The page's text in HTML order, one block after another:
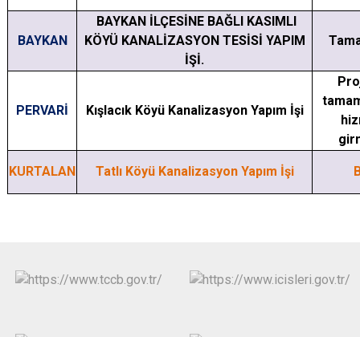
BAYKAN
BAYKAN İLÇESİNE BAĞLI KASIMLI
KÖYÜ KANALİZASYON TESİSİ YAPIM
İŞİ.
PERVARİ Kışlacık Köyü Kanalizasyon Yapım İşi
KURTALAN Tatlı Köyü Kanalizasyon Yapım İşi